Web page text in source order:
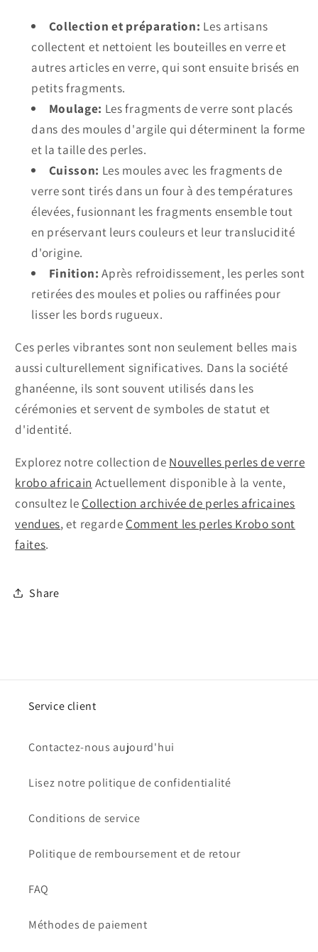
Collection et préparation: Les artisans
collectent et nettoient les bouteilles en verre et
autres articles en verre, qui sont ensuite brisés en
petits fragments.
Moulage: Les fragments de verre sont placés
dans des moules d'argile qui déterminent la forme
et la taille des perles.
Cuisson: Les moules avec les fragments de
verre sont tirés dans un four à des températures
élevées, fusionnant les fragments ensemble tout
en préservant leurs couleurs et leur translucidité
d'origine.
Finition: Après refroidissement, les perles sont
retirées des moules et polies ou raffinées pour
lisser les bords rugueux.
Ces perles vibrantes sont non seulement belles mais
aussi culturellement significatives. Dans la société
ghanéenne, ils sont souvent utilisés dans les
cérémonies et servent de symboles de statut et
d'identité.
Explorez notre collection de Nouvelles perles de verre
krobo africain Actuellement disponible à la vente,
consultez le Collection archivée de perles africaines
vendues, et regarde Comment les perles Krobo sont
faites.
Share
Service client
Contactez-nous aujourd'hui
Lisez notre politique de confidentialité
Conditions de service
Politique de remboursement et de retour
FAQ
Méthodes de paiement